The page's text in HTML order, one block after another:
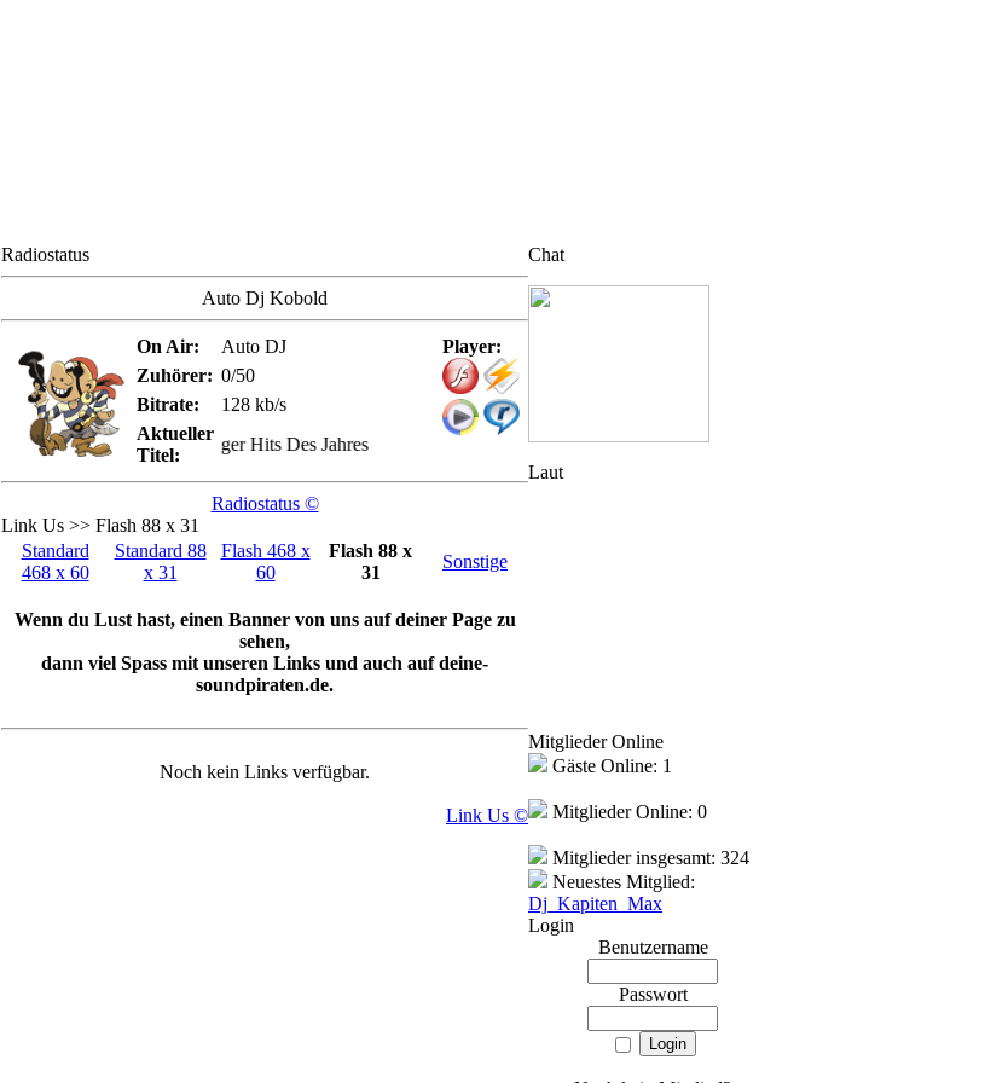
Radiostatus
Auto Dj Kobold
On Air: Auto DJ
Player:
Zuhörer: 0/50
Bitrate:
128 kb/s
Aktueller
Titel:
Schlager Charts - Schlager Hits Des Jahres
Radiostatus ©
Link Us >> Flash 88 x 31
Standard
468 x 60
Standard 88
x 31
Flash 468 x
60
Flash 88 x
31
Sonstige
Wenn du Lust hast, einen Banner von uns auf deiner Page zu
sehen,
dann viel Spass mit unseren Links und auch auf deine-
soundpiraten.de.
Noch kein Links verfügbar.
Link Us ©
Chat
Laut
Mitglieder Online
Gäste Online: 1
Mitglieder Online: 0
Mitglieder insgesamt: 324
Neuestes Mitglied:
Dj_Kapiten_Max
Login
Benutzername
Passwort